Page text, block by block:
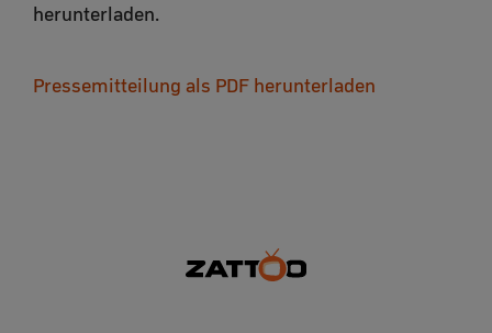
herunterladen.
Pressemitteilung als PDF herunterladen